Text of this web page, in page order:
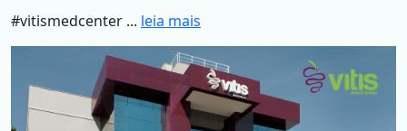
#vitismedcenter ... leia mais